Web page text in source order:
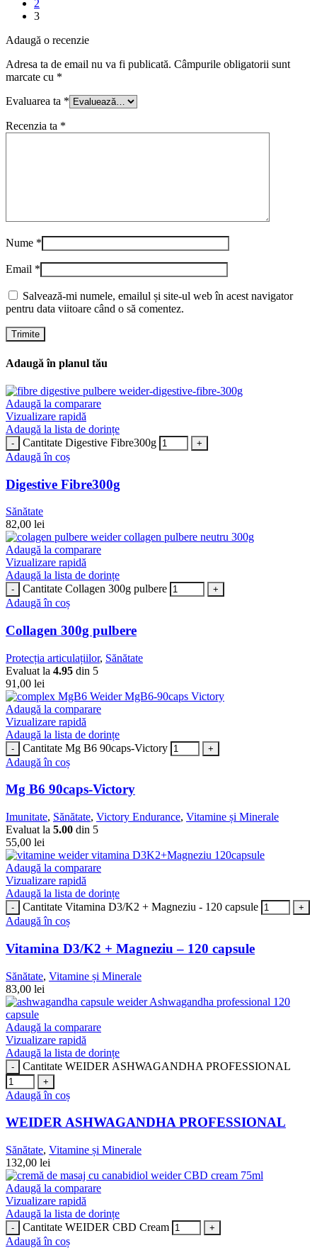
2
3
Adaugă o recenzie
Adresa ta de email nu va fi publicată. Câmpurile obligatorii sunt
marcate cu *
Evaluarea ta *
Recenzia ta *
Nume *
Email *
Salvează-mi numele, emailul și site-ul web în acest navigator
pentru data viitoare când o să comentez.
Adaugă în planul tău
Adaugă la comparare
Vizualizare rapidă
Adaugă la lista de dorințe
Cantitate Digestive Fibre300g
Adaugă în coș
Digestive Fibre300g
Sănătate
82,00 lei
Adaugă la comparare
Vizualizare rapidă
Adaugă la lista de dorințe
Cantitate Collagen 300g pulbere
Adaugă în coș
Collagen 300g pulbere
Protecția articulațiilor, Sănătate
Evaluat la 4.95 din 5
91,00 lei
Adaugă la comparare
Vizualizare rapidă
Adaugă la lista de dorințe
Cantitate Mg B6 90caps-Victory
Adaugă în coș
Mg B6 90caps-Victory
Imunitate, Sănătate, Victory Endurance, Vitamine și Minerale
Evaluat la 5.00 din 5
55,00 lei
Adaugă la comparare
Vizualizare rapidă
Adaugă la lista de dorințe
Cantitate Vitamina D3/K2 + Magneziu - 120 capsule
Adaugă în coș
Vitamina D3/K2 + Magneziu – 120 capsule
Sănătate, Vitamine și Minerale
83,00 lei
Adaugă la comparare
Vizualizare rapidă
Adaugă la lista de dorințe
Cantitate WEIDER ASHWAGANDHA PROFESSIONAL
Adaugă în coș
WEIDER ASHWAGANDHA PROFESSIONAL
Sănătate, Vitamine și Minerale
132,00 lei
Adaugă la comparare
Vizualizare rapidă
Adaugă la lista de dorințe
Cantitate WEIDER CBD Cream
Adaugă în coș